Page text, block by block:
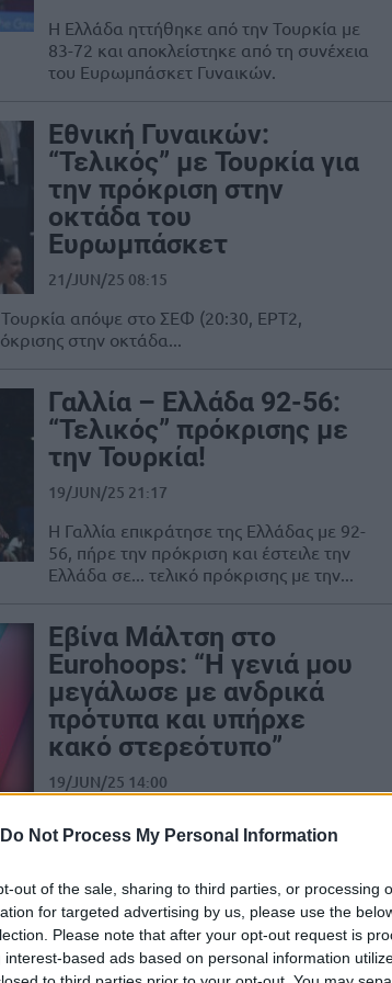
Do Not Process My Personal Information
out of the sale, sharing to third parties, or processing
for targeted advertising by us, please use the
Please note that after your opt-out request is
interest-based ads based on personal information
Η Ελλάδα ηττήθηκε από την Τουρκία με
83-72 και αποκλείστηκε από τη συνέχεια
του Ευρωμπάσκετ Γυναικών.
Εθνική Γυναικών:
“Τελικός” με Τουρκία για
την πρόκριση στην
οκτάδα του
Ευρωμπάσκετ
21/JUN/25 08:15
Τουρκία απόψε στο ΣΕΦ (20:30, ΕΡΤ2,
στην οκτάδα...
Γαλλία – Ελλάδα 92-56:
“Τελικός” πρόκρισης με
την Τουρκία!
19/JUN/25 21:17
Η Γαλλία επικράτησε της Ελλάδας με 92-
56, πήρε την πρόκριση και έστειλε την
Ελλάδα σε... τελικό πρόκρισης με την...
Εβίνα Μάλτση στο
Eurohoops: “Η γενιά μου
μεγάλωσε με ανδρικά
πρότυπα και υπήρχε
κακό στερεότυπο”
19/JUN/25 14:00
του Ευρωμπάσκετ Γυναικών στο ΣΕΦ,
τις συγκρίσεις...
Εθνική Γυναικών: Με την
πολύ ισχυρή Γαλλία για
την έκπληξη και